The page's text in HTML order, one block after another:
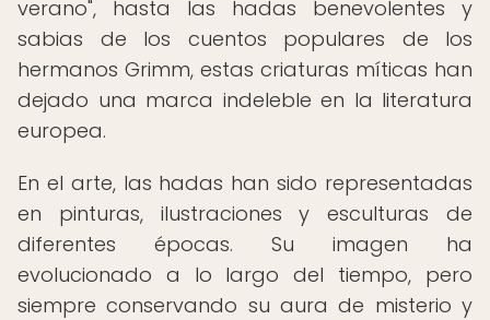
verano", hasta las hadas benevolentes y
sabias de los cuentos populares de los
hermanos Grimm, estas criaturas míticas han
dejado una marca indeleble en la literatura
europea.
En el arte, las hadas han sido representadas
en pinturas, ilustraciones y esculturas de
diferentes épocas. Su imagen ha
evolucionado a lo largo del tiempo, pero
siempre conservando su aura de misterio y